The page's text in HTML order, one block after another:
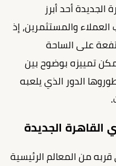
أحد أبرز
والمستثمرين، إذ
على الساحة
يمكن تمييزه بوضوح بين
الدور الذي يلعبه
القاهرة الجديدة
من المعالم الرئيسية